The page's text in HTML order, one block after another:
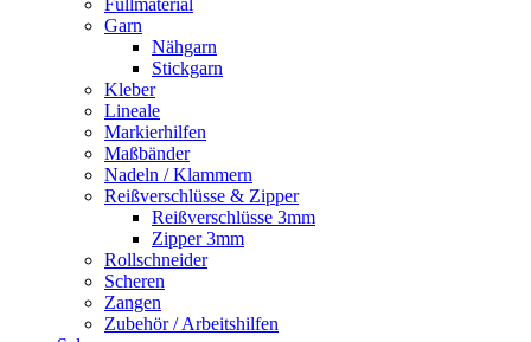
Füllmaterial
Garn
Nähgarn
Stickgarn
Kleber
Lineale
Markierhilfen
Maßbänder
Nadeln / Klammern
Reißverschlüsse & Zipper
Reißverschlüsse 3mm
Zipper 3mm
Rollschneider
Scheren
Zangen
Zubehör / Arbeitshilfen